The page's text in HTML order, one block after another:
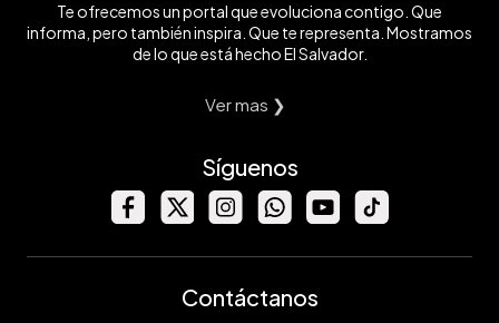
Te ofrecemos un portal que evoluciona contigo. Que
informa, pero también inspira. Que te representa. Mostramos
de lo que está hecho El Salvador.
Ver mas ❯
Síguenos
Contáctanos